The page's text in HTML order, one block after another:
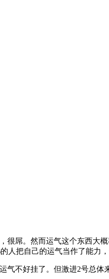
很屌。然而运气这个东西大
人把自己的运气当作了能力，
气不好挂了。但激进2号总